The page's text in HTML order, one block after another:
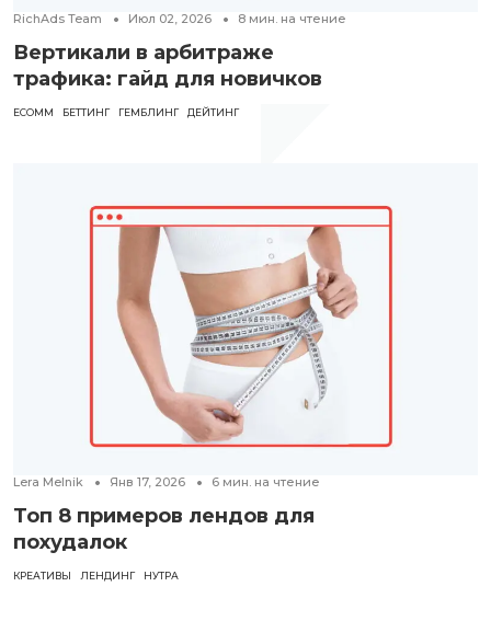
RichAds Team Июл 02, 2026 8 мин. на чтение
Вертикали в арбитраже
трафика: гайд для новичков
ECOMM БЕТТИНГ ГЕМБЛИНГ ДЕЙТИНГ
Lera Melnik Янв 17, 2026 6 мин. на чтение
Топ 8 примеров лендов для
похудалок
КРЕАТИВЫ ЛЕНДИНГ НУТРА